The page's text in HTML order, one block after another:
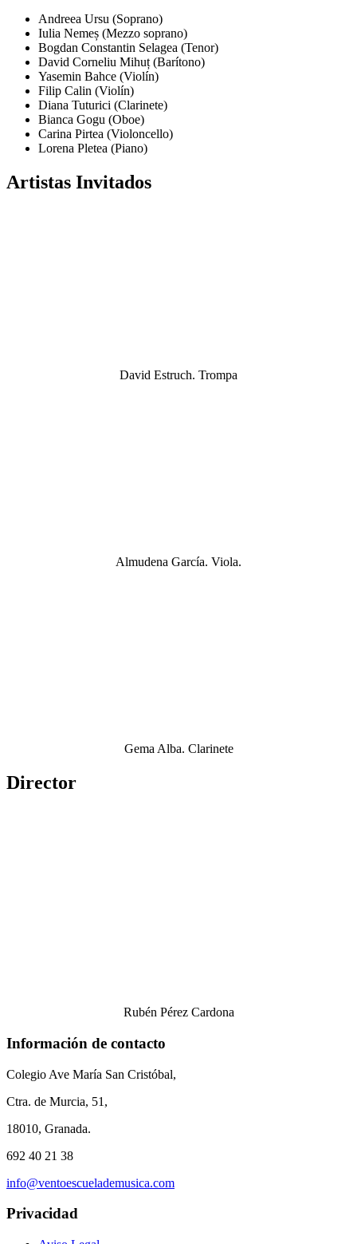
Andreea Ursu (Soprano)
Iulia Nemeș (Mezzo soprano)
Bogdan Constantin Selagea (Tenor)
David Corneliu Mihuț (Barítono)
Yasemin Bahce (Violín)
Filip Calin (Violín)
Diana Tuturici (Clarinete)
Bianca Gogu (Oboe)
Carina Pirtea (Violoncello)
Lorena Pletea (Piano)
Artistas Invitados
David Estruch. Trompa
Almudena García. Viola.
Gema Alba. Clarinete
Director
Rubén Pérez Cardona
Información de contacto
Colegio Ave María San Cristóbal,
Ctra. de Murcia, 51,
18010, Granada.
692 40 21 38
info@ventoescuelademusica.com
Privacidad